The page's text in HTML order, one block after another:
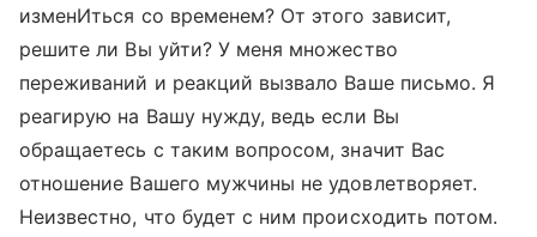
изменИться со временем? От этого зависит,
решите ли Вы уйти? У меня множество
переживаний и реакций вызвало Ваше письмо. Я
реагирую на Вашу нужду, ведь если Вы
обращаетесь с таким вопросом, значит Вас
отношение Вашего мужчины не удовлетворяет.
Неизвестно, что будет с ним происходить потом.